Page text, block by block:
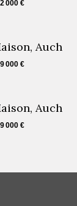
000 €
Auch
000 €
Auch
000 €